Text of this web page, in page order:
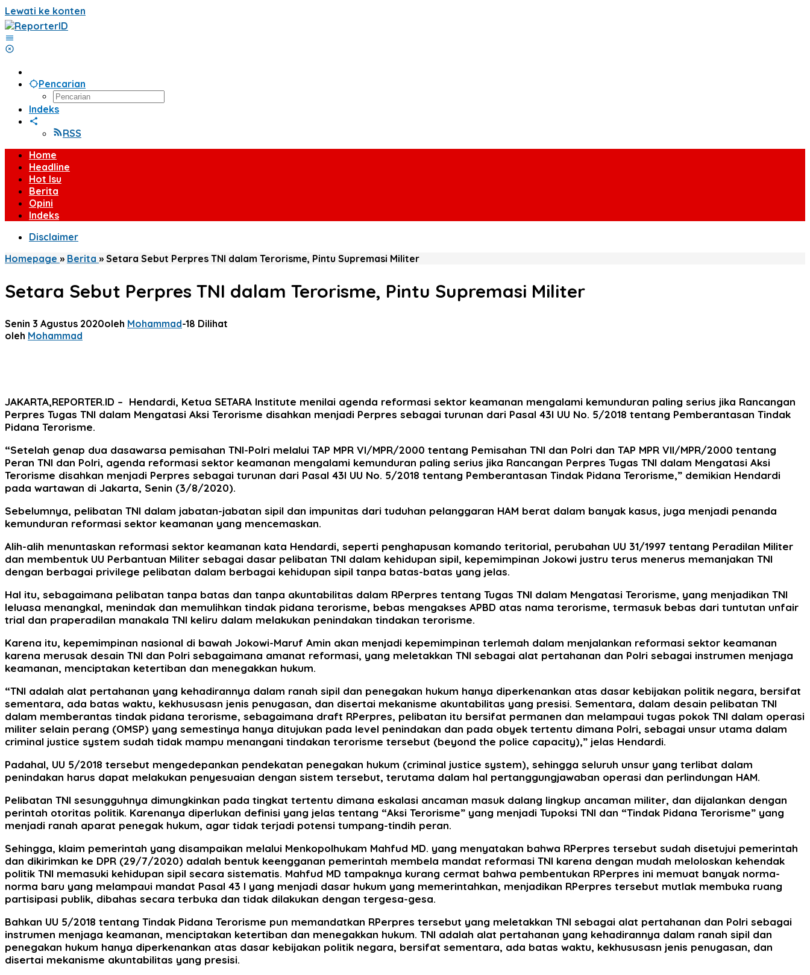
Lewati ke konten
Pencarian
Indeks
RSS
Home
Headline
Hot Isu
Berita
Opini
Indeks
Disclaimer
Homepage » Berita » Setara Sebut Perpres TNI dalam Terorisme, Pintu Supremasi Militer
Setara Sebut Perpres TNI dalam Terorisme, Pintu Supremasi Militer
Senin 3 Agustus 2020oleh Mohammad-18 Dilihat
oleh Mohammad
JAKARTA,REPORTER.ID – Hendardi, Ketua SETARA Institute menilai agenda reformasi sektor keamanan mengalami kemunduran paling serius jika Rancangan
Perpres Tugas TNI dalam Mengatasi Aksi Terorisme disahkan menjadi Perpres sebagai turunan dari Pasal 43I UU No. 5/2018 tentang Pemberantasan Tindak
Pidana Terorisme.
“Setelah genap dua dasawarsa pemisahan TNI-Polri melalui TAP MPR VI/MPR/2000 tentang Pemisahan TNI dan Polri dan TAP MPR VII/MPR/2000 tentang
Peran TNI dan Polri, agenda reformasi sektor keamanan mengalami kemunduran paling serius jika Rancangan Perpres Tugas TNI dalam Mengatasi Aksi
Terorisme disahkan menjadi Perpres sebagai turunan dari Pasal 43I UU No. 5/2018 tentang Pemberantasan Tindak Pidana Terorisme,” demikian Hendardi
pada wartawan di Jakarta, Senin (3/8/2020).
Sebelumnya, pelibatan TNI dalam jabatan-jabatan sipil dan impunitas dari tuduhan pelanggaran HAM berat dalam banyak kasus, juga menjadi penanda
kemunduran reformasi sektor keamanan yang mencemaskan.
Alih-alih menuntaskan reformasi sektor keamanan kata Hendardi, seperti penghapusan komando teritorial, perubahan UU 31/1997 tentang Peradilan Militer
dan membentuk UU Perbantuan Militer sebagai dasar pelibatan TNI dalam kehidupan sipil, kepemimpinan Jokowi justru terus menerus memanjakan TNI
dengan berbagai privilege pelibatan dalam berbagai kehidupan sipil tanpa batas-batas yang jelas.
Hal itu, sebagaimana pelibatan tanpa batas dan tanpa akuntabilitas dalam RPerpres tentang Tugas TNI dalam Mengatasi Terorisme, yang menjadikan TNI
leluasa menangkal, menindak dan memulihkan tindak pidana terorisme, bebas mengakses APBD atas nama terorisme, termasuk bebas dari tuntutan unfair
trial dan praperadilan manakala TNI keliru dalam melakukan penindakan tindakan terorisme.
Karena itu, kepemimpinan nasional di bawah Jokowi-Maruf Amin akan menjadi kepemimpinan terlemah dalam menjalankan reformasi sektor keamanan
karena merusak desain TNI dan Polri sebagaimana amanat reformasi, yang meletakkan TNI sebagai alat pertahanan dan Polri sebagai instrumen menjaga
keamanan, menciptakan ketertiban dan menegakkan hukum.
“TNI adalah alat pertahanan yang kehadirannya dalam ranah sipil dan penegakan hukum hanya diperkenankan atas dasar kebijakan politik negara, bersifat
sementara, ada batas waktu, kekhususasn jenis penugasan, dan disertai mekanisme akuntabilitas yang presisi. Sementara, dalam desain pelibatan TNI
dalam memberantas tindak pidana terorisme, sebagaimana draft RPerpres, pelibatan itu bersifat permanen dan melampaui tugas pokok TNI dalam operasi
militer selain perang (OMSP) yang semestinya hanya ditujukan pada level penindakan dan pada obyek tertentu dimana Polri, sebagai unsur utama dalam
criminal justice system sudah tidak mampu menangani tindakan terorisme tersebut (beyond the police capacity),” jelas Hendardi.
Padahal, UU 5/2018 tersebut mengedepankan pendekatan penegakan hukum (criminal justice system), sehingga seluruh unsur yang terlibat dalam
penindakan harus dapat melakukan penyesuaian dengan sistem tersebut, terutama dalam hal pertanggungjawaban operasi dan perlindungan HAM.
Pelibatan TNI sesungguhnya dimungkinkan pada tingkat tertentu dimana eskalasi ancaman masuk dalang lingkup ancaman militer, dan dijalankan dengan
perintah otoritas politik. Karenanya diperlukan definisi yang jelas tentang “Aksi Terorisme” yang menjadi Tupoksi TNI dan “Tindak Pidana Terorisme” yang
menjadi ranah aparat penegak hukum, agar tidak terjadi potensi tumpang-tindih peran.
Sehingga, klaim pemerintah yang disampaikan melalui Menkopolhukam Mahfud MD. yang menyatakan bahwa RPerpres tersebut sudah disetujui pemerintah
dan dikirimkan ke DPR (29/7/2020) adalah bentuk keengganan pemerintah membela mandat reformasi TNI karena dengan mudah meloloskan kehendak
politik TNI memasuki kehidupan sipil secara sistematis. Mahfud MD tampaknya kurang cermat bahwa pembentukan RPerpres ini memuat banyak norma-
norma baru yang melampaui mandat Pasal 43 I yang menjadi dasar hukum yang memerintahkan, menjadikan RPerpres tersebut mutlak membuka ruang
partisipasi publik, dibahas secara terbuka dan tidak dilakukan dengan tergesa-gesa.
Bahkan UU 5/2018 tentang Tindak Pidana Terorisme pun memandatkan RPerpres tersebut yang meletakkan TNI sebagai alat pertahanan dan Polri sebagai
instrumen menjaga keamanan, menciptakan ketertiban dan menegakkan hukum. TNI adalah alat pertahanan yang kehadirannya dalam ranah sipil dan
penegakan hukum hanya diperkenankan atas dasar kebijakan politik negara, bersifat sementara, ada batas waktu, kekhususasn jenis penugasan, dan
disertai mekanisme akuntabilitas yang presisi.